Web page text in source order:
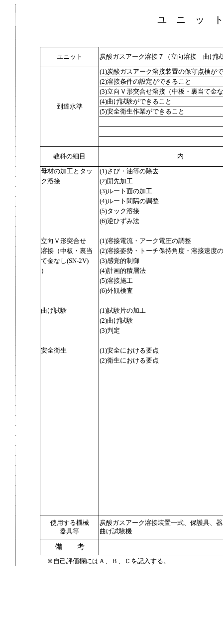
ユ ニ ッ
ユニット 炭酸ガスアーク溶接７（立向溶接 曲げ
到達水準
(1)炭酸ガスアーク溶接装置の保守点検が
(2)溶接条件の設定ができること
(3)立向Ｖ形突合せ溶接（中板・裏当て金
(4)曲げ試験ができること
(5)安全衛生作業ができること
教科の細目 内
母材の加工とタッ
(1)さび・油等の除去
ク溶接
(2)開先加工
(3)ルート面の加工
(4)ルート間隔の調整
(5)タック溶接
(6)逆ひずみ法
立向Ｖ形突合せ
(1)溶接電流・アーク電圧の調整
溶接（中板・裏当
(2)溶接姿勢・トーチ保持角度・溶接速度
て金なし(SN-2V)
(3)感覚的制御
）
(4)計画的積層法
(5)溶接施工
(6)外観検査
曲げ試験
(1)試験片の加工
(2)曲げ試験
(3)判定
安全衛生
(1)安全における要点
(2)衛生における要点
使用する機械
器具等
炭酸ガスアーク溶接装置一式、保護具、
曲げ試験機
備 考
※自己評価欄にはＡ、Ｂ、Ｃを記入する。